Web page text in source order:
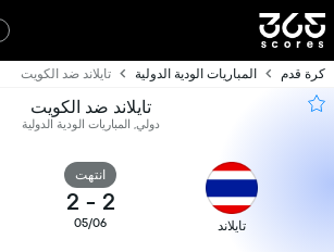
كرة قدم المباريات الودية الدولية تايلاند ضد الكويت
تايلاند ضد الكويت
دولي, المباريات الودية الدولية
تايلاند
انتهت
2
-
2
05/06